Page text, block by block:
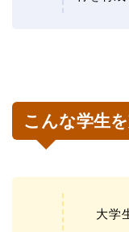
こんな学生
大学